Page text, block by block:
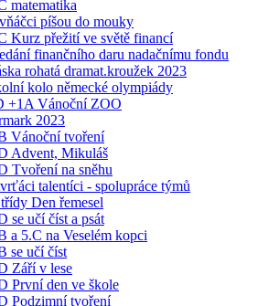
matematika
píšou do mouky
Kurz přežití ve světě financí
finančního daru nadačnímu fondu
rohatá dramat.kroužek 2023
kolo německé olympiády
+1A Vánoční ZOO
2023
Vánoční tvoření
Advent, Mikuláš
Tvoření na sněhu
talentíci - spolupráce týmů
Den řemesel
se učí číst a psát
a 5.C na Veselém kopci
se učí číst
Září v lese
První den ve škole
Podzimní tvoření